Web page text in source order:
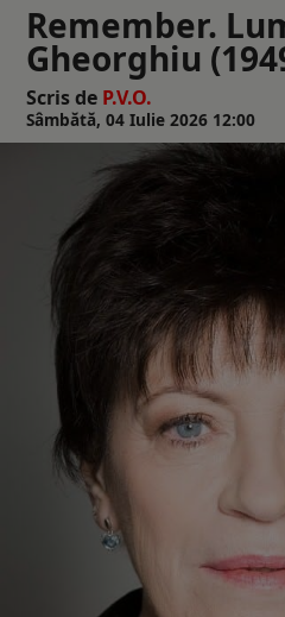
Remember.
Gheorghiu
Scris de P.V.O.
Sâmbătă, 04 Iulie 2026 12:00